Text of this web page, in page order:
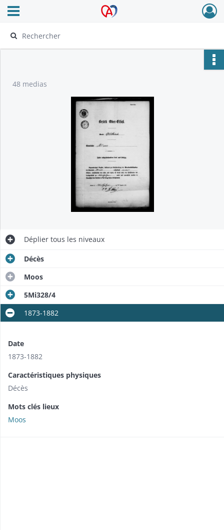
Archives Alsace - Colmar
Ouvrir le menu déroulant
48 medias
Déplier tous les niveaux
Décès
Moos
5Mi328/4
1873-1882
Date
1873-1882
Caractéristiques physiques
Décès
Mots clés lieux
Moos